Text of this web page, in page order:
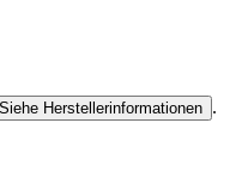
Siehe Herstellerinformationen .